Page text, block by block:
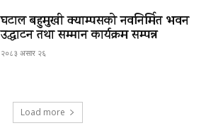
घटाल बहुमुखी क्याम्पसको नवनिर्मित भवन
उद्घाटन तथा सम्मान कार्यक्रम सम्पन्न
२०८३ असार २६
Load more